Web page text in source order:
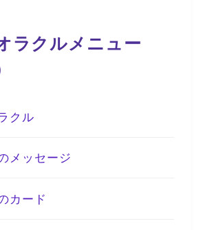
ラクルメニュー
クル
メッセージ
カード